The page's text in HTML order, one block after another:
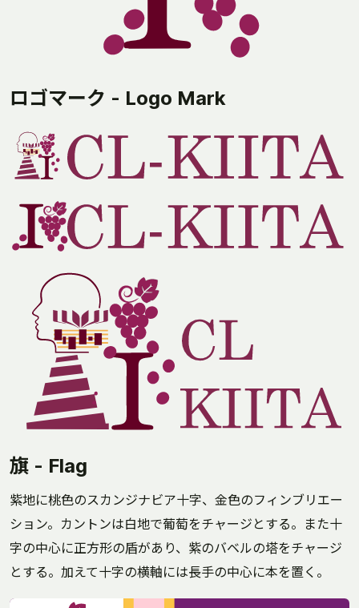
ロゴマーク - Logo Mark
旗 - Flag
紫地に桃色のスカンジナビア十字、金色のフィンブリエー
ション。カントンは白地で葡萄をチャージとする。また十
字の中心に正方形の盾があり、紫のバベルの塔をチャージ
とする。加えて十字の横軸には長手の中心に本を置く。